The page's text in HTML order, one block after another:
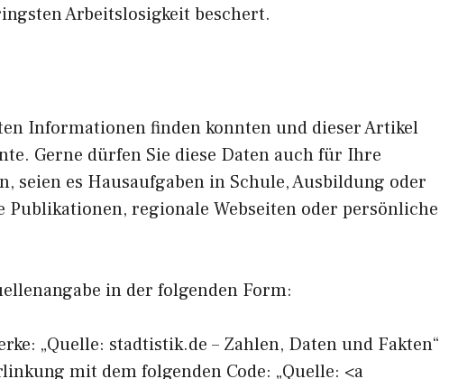
Arbeitslosigkeit beschert.
Informationen finden konnten und dieser Artikel
Gerne dürfen Sie diese Daten auch für Ihre
seien es Hausaufgaben in Schule, Ausbildung oder
regionale Webseiten oder persönliche
in der folgenden Form:
„Quelle: stadtistik.de – Zahlen, Daten und Fakten“
mit dem folgenden Code: „Quelle: <a